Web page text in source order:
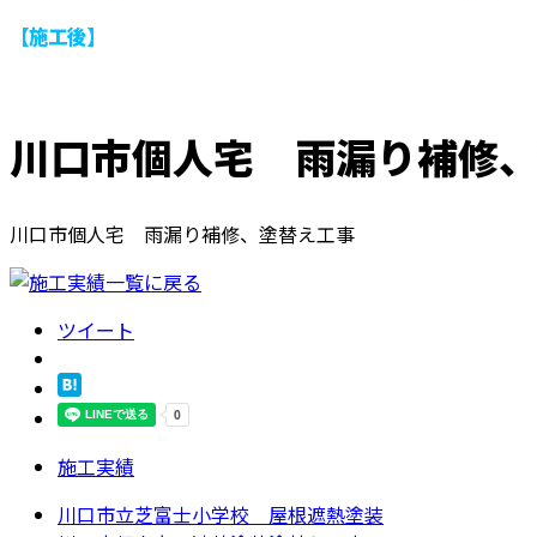
【施工後】
川口市個人宅 雨漏り補修
川口市個人宅 雨漏り補修、塗替え工事
ツイート
施工実績
川口市立芝富士小学校 屋根遮熱塗装